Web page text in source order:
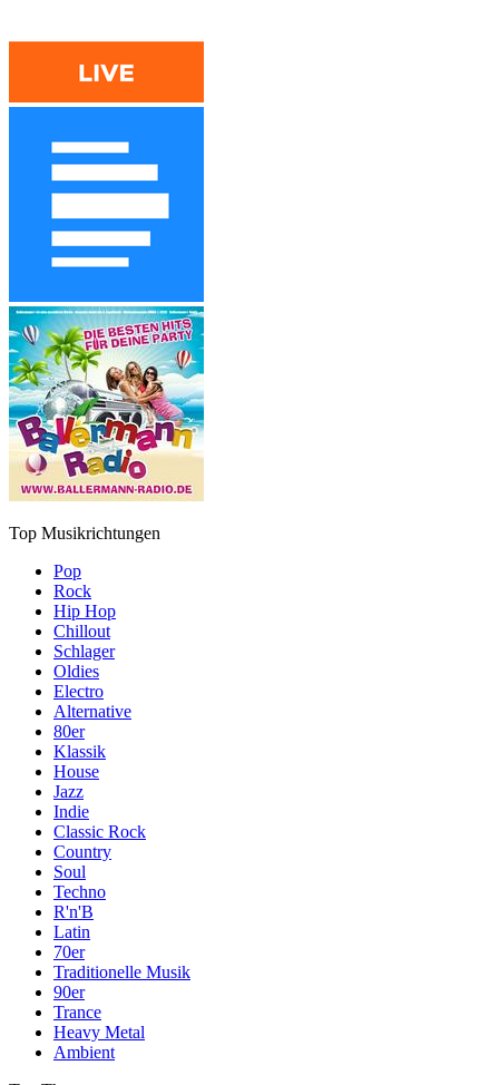
Top Musikrichtungen
Pop
Rock
Hip Hop
Chillout
Schlager
Oldies
Electro
Alternative
80er
Klassik
House
Jazz
Indie
Classic Rock
Country
Soul
Techno
R'n'B
Latin
70er
Traditionelle Musik
90er
Trance
Heavy Metal
Ambient